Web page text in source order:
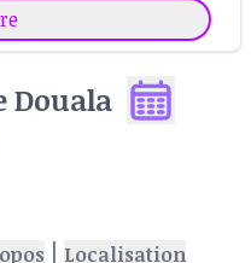
Douala
| Localisation